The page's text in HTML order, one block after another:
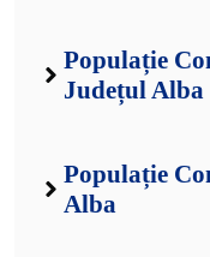
Populație
Județul Alba
Populație
Alba